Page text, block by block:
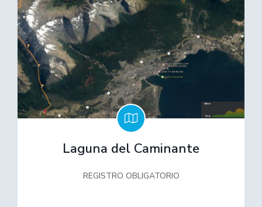
Laguna del Caminante
REGISTRO OBLIGATORIO